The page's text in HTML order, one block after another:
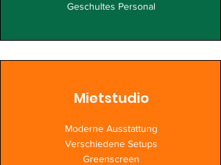
Geschultes Personal
Mietstudio
Moderne Ausstattung
Verschiedene Setups
Greenscreen